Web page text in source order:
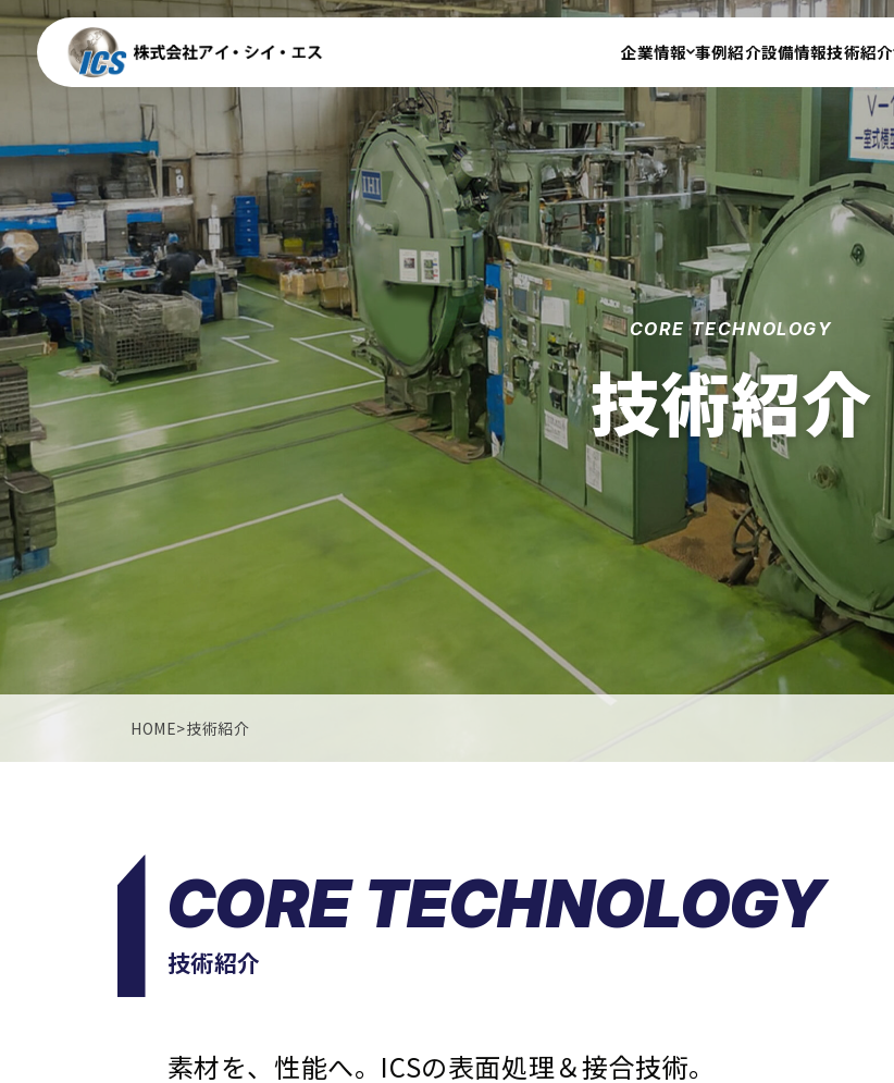
企業情報 事例紹介設備情報技術紹介
HOME>技術紹介
CORE TECHNOLOGY
技術紹介
CORE TECHNOLOGY
技術紹介
素材を、性能へ。ICSの表面処理＆接合技術。